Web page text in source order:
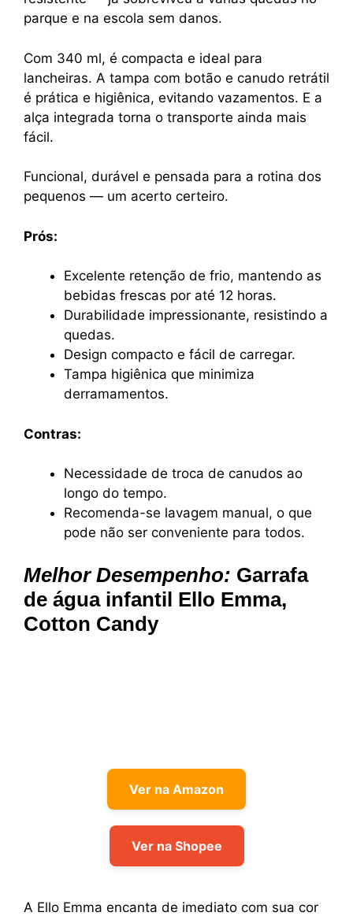
parque e na escola sem danos.
Com 340 ml, é compacta e ideal para
lancheiras. A tampa com botão e canudo retrátil
é prática e higiênica, evitando vazamentos. E a
alça integrada torna o transporte ainda mais
fácil.
Funcional, durável e pensada para a rotina dos
pequenos — um acerto certeiro.
Prós:
Excelente retenção de frio, mantendo as
bebidas frescas por até 12 horas.
Durabilidade impressionante, resistindo a
quedas.
Design compacto e fácil de carregar.
Tampa higiênica que minimiza
derramamentos.
Contras:
Necessidade de troca de canudos ao
longo do tempo.
Recomenda-se lavagem manual, o que
pode não ser conveniente para todos.
Melhor Desempenho: Garrafa
de água infantil Ello Emma,
Cotton Candy
Ver na Amazon
Ver na Shopee
A Ello Emma encanta de imediato com sua cor